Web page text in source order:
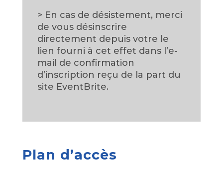
> En cas de désistement, merci
de vous désinscrire
directement depuis votre le
lien fourni à cet effet dans l’e-
mail de confirmation
d’inscription reçu de la part du
site EventBrite.
Plan d’accès